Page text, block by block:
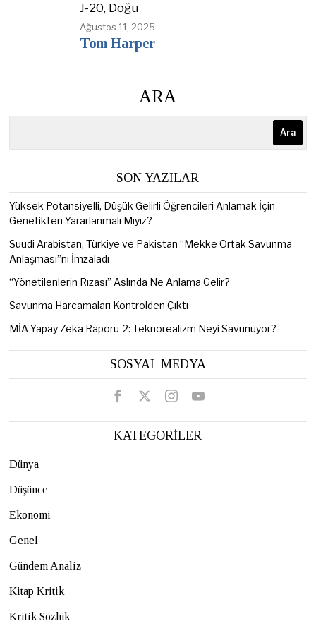
J-20, Doğu
Ağustos 11, 2025
Tom Harper
ARA
Ara
SON YAZILAR
Yüksek Potansiyelli, Düşük Gelirli Öğrencileri Anlamak İçin
Genetikten Yararlanmalı Mıyız?
Suudi Arabistan, Türkiye ve Pakistan “Mekke Ortak Savunma
Anlaşması”nı İmzaladı
“Yönetilenlerin Rızası” Aslında Ne Anlama Gelir?
Savunma Harcamaları Kontrolden Çıktı
MİA Yapay Zeka Raporu-2: Teknorealizm Neyi Savunuyor?
SOSYAL MEDYA
KATEGORİLER
Dünya
Düşünce
Ekonomi
Genel
Gündem Analiz
Kitap Kritik
Kritik Sözlük